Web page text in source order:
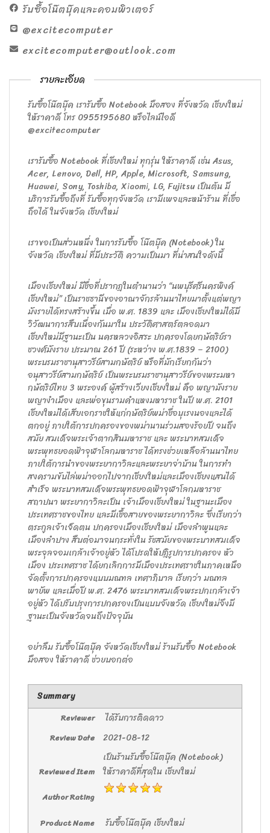
รับซื้อโน๊ตบุ๊คและคอมพิวเตอร์
@excitecomputer
excitecomputer@outlook.com
รายละเอียด
รับซื้อโน๊ตบุ๊ค เรารับซื้อ Notebook มือสอง ที่จังหวัด เชียงใหม่
ให้ราคาดี โทร 0955195680 หรือไลน์ไอดี
@excitecomputer
เรารับซื้อ Notebook ที่เชียงใหม่ ทุกรุ่น ให้ราคาดี เช่น Asus,
Acer, Lenovo, Dell, HP, Apple, Microsoft, Samsung,
Huawei, Sony, Toshiba, Xiaomi, LG, Fujitsu เป็นต้น มี
บริการรับซื้อถึงที่ รับซื้อทุกจังหวัด เรามีเพจและหน้าร้าน ที่เชื่อ
ถือได้ ในจังหวัด เชียงใหม่
เราขอเป็นส่วนหนึ่ง ในการรับซื้อ โน๊ตบุ๊ค (Notebook) ใน
จังหวัด เชียงใหม่ ที่มีประวัติ ความเป็นมา ที่น่าสนใจดังนี้
เมืองเชียงใหม่ มีชื่อที่ปรากฏในตํานานว่า “นพบุรีศรีนครพิงค์
เชียงใหม่” เป็นราชธานีของอาณาจักรล้านนาไทยมาตั้งแต่พญา
มังรายได้ทรงสร้างขึ้น เมื่อ พ.ศ. 1839 และ เมืองเชียงใหม่ได้มี
วิวัฒนาการสืบเนื่องกันมาใน ประวัติศาสตร์ตลอดมา
เชียงใหม่มีฐานะเป็น นครหลวงอิสระ ปกครองโดยกษัตริย์รา
ชวงศ์มังราย ประมาณ 261 ปี (ระหว่าง พ.ศ.1839 – 2100)
พระบรมราชานุสาวรีย์สามกษัตริย์ หรือที่มักเรียกกันว่า
อนุสาวรีย์สามกษัตริย์ เป็นพระบรมราชานุสาวรีย์ของพระมหา
กษัตริย์ไทย 3 พระองค์ ผู้สร้างเวียงเชียงใหม่ คือ พญามังราย
พญางำเมือง และพ่อขุนรามคำแหงมหาราช ในปี พ.ศ. 2101
เชียงใหม่ได้เสียเอกราชให้แก่กษัตริย์พม่าชื่อบุเรงนองและได้
ตกอยู่ ภายใต้การปกครองของพม่านานร่วมสองร้อยปี จนถึง
สมัย สมเด็จพระเจ้าตากสินมหาราช และ พระบาทสมเด็จ
พระพุทธยอดฟ้าจุฬาโลกมหาราช ได้ทรงช่วยเหลือล้านนาไทย
ภายใต้การนําของพระยากาวิละและพระยาจ่าบ้าน ในการทํา
สงครามขับไล่พม่าออกไปจากเชียงใหม่และเมืองเชียงแสนได้
สําเร็จ พระบาทสมเด็จพระพุทธยอดฟ้าจุฬาโลกมหาราช
สถาปนา พระยากาวิละเป็น เจ้าเมืองเชียงใหม่ ในฐานะเมือง
ประเทศราชของไทย และมีเชื้อสายของพระยากาวิละ ซึ่งเรียกว่า
ตระกูลเจ้าเจ็ดตน ปกครองเมืองเชียงใหม่ เมืองลําพูนและ
เมืองลําปาง สืบต่อมาจนกระทั่งใน รัชสมัยของพระบาทสมเด็จ
พระจุลจอมเกล้าเจ้าอยู่หัว ได้โปรดให้ปฏิรูปการปกครอง หัว
เมือง ประเทศราช ได้ยกเลิกการมีเมืองประเทศราชในภาคเหนือ
จัดตั้งการปกครองแบบมณฑล เทศาภิบาล เรียกว่า มณฑล
พายัพ และเมื่อปี พ.ศ. 2476 พระบาทสมเด็จพระปกเกล้าเจ้า
อยู่หัว ได้ปรับปรุงการปกครองเป็นแบบจังหวัด เชียงใหม่จึงมี
ฐานะเป็นจังหวัดจนถึงปัจจุบัน
อย่าลืม รับซื้อโน๊ตบุ๊ค จังหวัดเชียงใหม่ ร้านรับซื้อ Notebook
มือสอง ให้ราคาดี ช่วยบอกต่อ
Summary
Reviewer ได้รับการติดดาว
Review Date 2021-08-12
Reviewed Item
เป็นร้านรับซื้อโน๊ตบุ๊ค (Notebook)
ให้ราคาดีที่สุดใน เชียงใหม่
Author Rating
Product Name
รับซื้อโน๊ตบุ๊ค เชียงใหม่